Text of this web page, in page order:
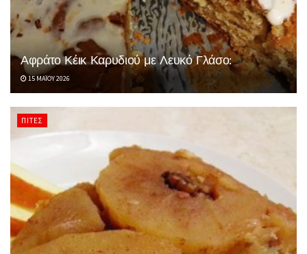
Αφράτο Κέικ Καρυδιού με Λευκό Γλάσο:
15 ΜΑΪ́ΟΥ 2026
ΠΊΤΕΣ